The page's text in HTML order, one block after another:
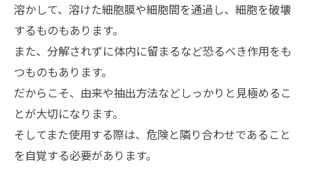
溶かして、溶けた細胞膜や細胞間を通過し、細胞を破壊
するものもあります。
また、分解されずに体内に留まるなど恐るべき作用をも
つものもあります。
だからこそ、由来や抽出方法などしっかりと見極めるこ
とが大切になります。
そしてまた使用する際は、危険と隣り合わせであること
を自覚する必要があります。